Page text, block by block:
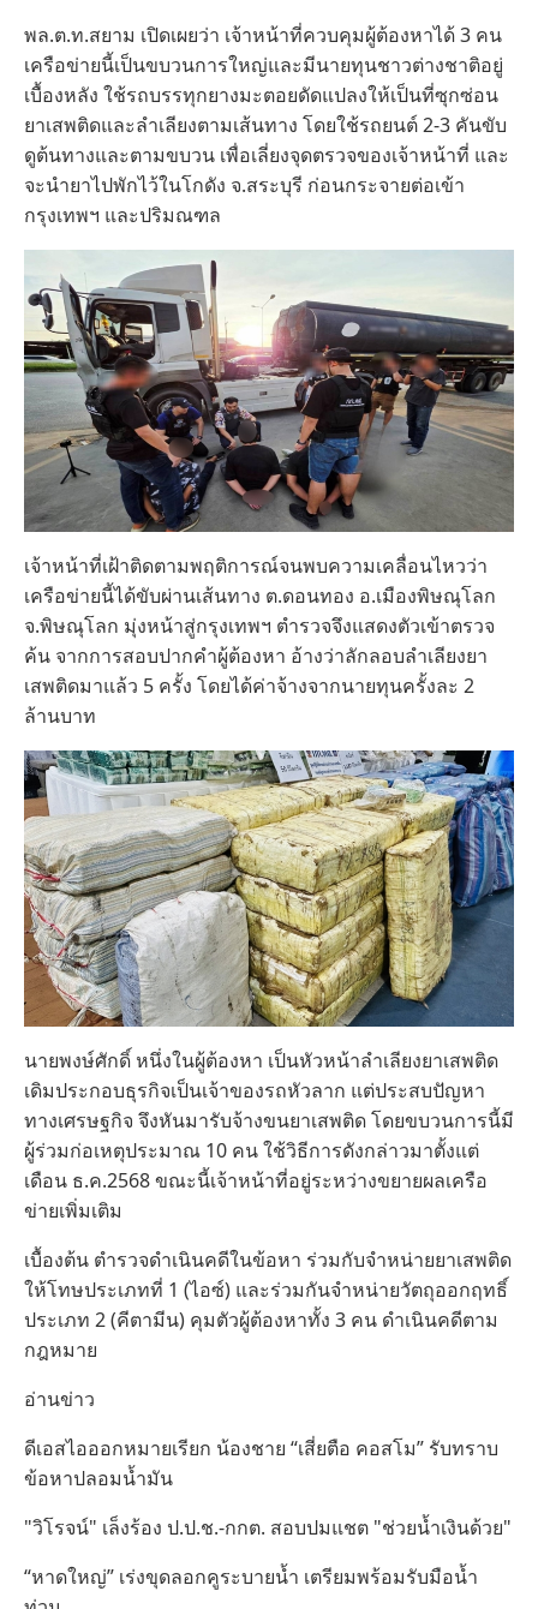
พล.ต.ท.สยาม เปิดเผยว่า เจ้าหน้าที่ควบคุมผู้ต้องหาได้ 3 คน
เครือข่ายนี้เป็นขบวนการใหญ่และมีนายทุนชาวต่างชาติอยู่
เบื้องหลัง ใช้รถบรรทุกยางมะตอยดัดแปลงให้เป็นที่ซุกซ่อน
ยาเสพติดและลำเลียงตามเส้นทาง โดยใช้รถยนต์ 2-3 คันขับ
ดูต้นทางและตามขบวน เพื่อเลี่ยงจุดตรวจของเจ้าหน้าที่ และ
จะนำยาไปพักไว้ในโกดัง จ.สระบุรี ก่อนกระจายต่อเข้า
กรุงเทพฯ และปริมณฑล
เจ้าหน้าที่เฝ้าติดตามพฤติการณ์จนพบความเคลื่อนไหวว่า
เครือข่ายนี้ได้ขับผ่านเส้นทาง ต.ดอนทอง อ.เมืองพิษณุโลก
จ.พิษณุโลก มุ่งหน้าสู่กรุงเทพฯ ตำรวจจึงแสดงตัวเข้าตรวจ
ค้น จากการสอบปากคำผู้ต้องหา อ้างว่าลักลอบลำเลียงยา
เสพติดมาแล้ว 5 ครั้ง โดยได้ค่าจ้างจากนายทุนครั้งละ 2
ล้านบาท
นายพงษ์ศักดิ์ หนึ่งในผู้ต้องหา เป็นหัวหน้าลำเลียงยาเสพติด
เดิมประกอบธุรกิจเป็นเจ้าของรถหัวลาก แต่ประสบปัญหา
ทางเศรษฐกิจ จึงหันมารับจ้างขนยาเสพติด โดยขบวนการนี้มี
ผู้ร่วมก่อเหตุประมาณ 10 คน ใช้วิธีการดังกล่าวมาตั้งแต่
เดือน ธ.ค.2568 ขณะนี้เจ้าหน้าที่อยู่ระหว่างขยายผลเครือ
ข่ายเพิ่มเติม
เบื้องต้น ตำรวจดำเนินคดีในข้อหา ร่วมกับจำหน่ายยาเสพติด
ให้โทษประเภทที่ 1 (ไอซ์) และร่วมกันจำหน่ายวัตถุออกฤทธิ์
ประเภท 2 (คีตามีน) คุมตัวผู้ต้องหาทั้ง 3 คน ดำเนินคดีตาม
กฎหมาย
อ่านข่าว
ดีเอสไอออกหมายเรียก น้องชาย “เสี่ยตือ คอสโม” รับทราบ
ข้อหาปลอมน้ำมัน
"วิโรจน์" เล็งร้อง ป.ป.ช.-กกต. สอบปมแชต "ช่วยน้ำเงินด้วย"
“หาดใหญ่” เร่งขุดลอกคูระบายน้ำ เตรียมพร้อมรับมือน้ำ